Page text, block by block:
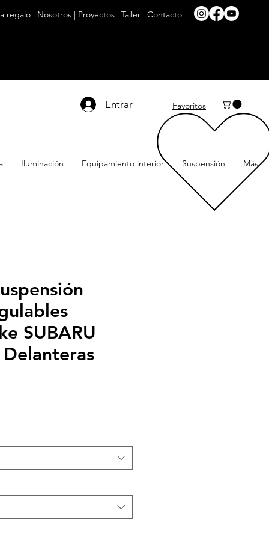
regalo | Nosotros | Proyectos | Taller | Contacto
Entrar Favoritos
Iluminación Equipamiento interior Suspensión Más
SUBARU
Delanteras